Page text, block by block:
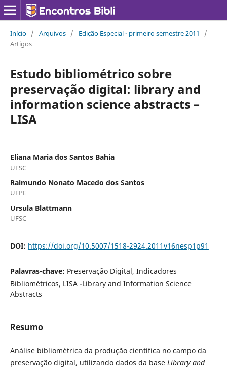
Início / Arquivos / Edição Especial - primeiro semestre 2011
/
Artigos
Estudo bibliométrico sobre
preservação digital: library and
information science abstracts –
LISA
Eliana Maria dos Santos Bahia
UFSC
Raimundo Nonato Macedo dos Santos
UFPE
Ursula Blattmann
UFSC
DOI: https://doi.org/10.5007/1518-2924.2011v16nesp1p91
Palavras-chave: Preservação Digital, Indicadores
Bibliométricos, LISA -Library and Information Science
Abstracts
Resumo
Análise bibliométrica da produção científica no campo da
preservação digital, utilizando dados da base Library and